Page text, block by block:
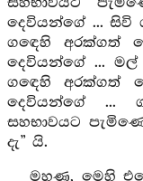
දෙවියන්ගේ ... සිවි
ගඳෙහි අරක්ගත්
දෙවියන්ගේ ...
ගඳෙහි අරක්ගත්
දෙවියන්ගේ ...
සහභාවයට
දැ” යි.
මහණ, මෙහි